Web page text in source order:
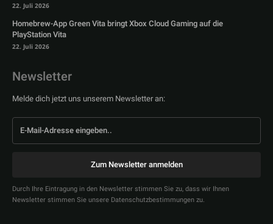
22. Juli 2026
Homebrew-App Green Vita bringt Xbox Cloud Gaming auf die
PlayStation Vita
22. Juli 2026
Newsletter
Melde dich jetzt uns unserem Newsletter an:
Zum Newsletter anmelden
Durch Ihre Eintragung in den Newsletter stimmen Sie zu, dass wir Ihnen
Newsletter stimmen Sie unsere Datenschutzbestimmungen zu.